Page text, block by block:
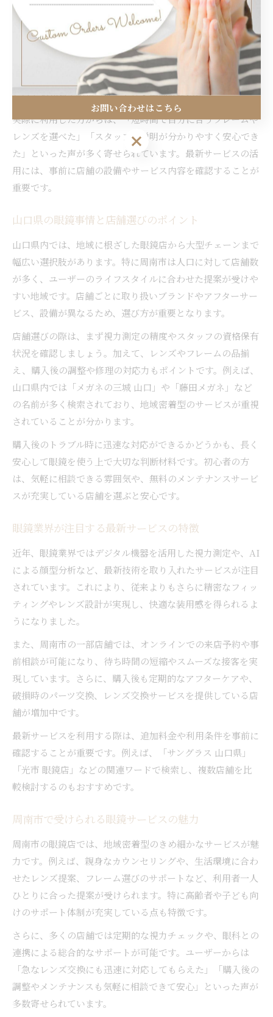
眼鏡を選ぶことができます。
また、店舗によっては来店予約システムやオンライン相談な
ど、利便性に配慮したサービスも増えています。例えば、仕
事や学校帰りでも安心して利用できるよう営業時間を拡大し
ている店舗も見受けられます。こうした取り組みは、日々忙
しい方や初めて眼鏡を作る方にも大変好評です。
実際に利用した方からは、「短時間で自分に合うフレームや
レンズを選べた」「スタッフの説明が分かりやすく安心でき
た」といった声が多く寄せられています。最新サービスの活
用には、事前に店舗の設備やサービス内容を確認することが
重要です。
山口県の眼鏡事情と店舗選びのポイント
山口県内では、地域に根ざした眼鏡店から大型チェーンまで
幅広い選択肢があります。特に周南市は人口に対して店舗数
が多く、ユーザーのライフスタイルに合わせた提案が受けや
すい地域です。店舗ごとに取り扱いブランドやアフターサー
ビス、設備が異なるため、選び方が重要となります。
店舗選びの際は、まず視力測定の精度やスタッフの資格保有
状況を確認しましょう。加えて、レンズやフレームの品揃
え、購入後の調整や修理の対応力もポイントです。例えば、
山口県内では「メガネの三城 山口」や「藤田メガネ」など
の名前が多く検索されており、地域密着型のサービスが重視
されていることが分かります。
購入後のトラブル時に迅速な対応ができるかどうかも、長く
安心して眼鏡を使う上で大切な判断材料です。初心者の方
は、気軽に相談できる雰囲気や、無料のメンテナンスサービ
スが充実している店舗を選ぶと安心です。
眼鏡業界が注目する最新サービスの特徴
近年、眼鏡業界ではデジタル機器を活用した視力測定や、AI
による顔型分析など、最新技術を取り入れたサービスが注目
されています。これにより、従来よりもさらに精密なフィッ
ティングやレンズ設計が実現し、快適な装用感を得られるよ
うになりました。
また、周南市の一部店舗では、オンラインでの来店予約や事
前相談が可能になり、待ち時間の短縮やスムーズな接客を実
現しています。さらに、購入後も定期的なアフターケアや、
破損時のパーツ交換、レンズ交換サービスを提供している店
舗が増加中です。
最新サービスを利用する際は、追加料金や利用条件を事前に
確認することが重要です。例えば、「サングラス 山口県」
「光市 眼鏡店」などの関連ワードで検索し、複数店舗を比
較検討するのもおすすめです。
周南市で受けられる眼鏡サービスの魅力
周南市の眼鏡店では、地域密着型のきめ細かなサービスが魅
力です。例えば、親身なカウンセリングや、生活環境に合わ
せたレンズ提案、フレーム選びのサポートなど、利用者一人
ひとりに合った提案が受けられます。特に高齢者や子ども向
けのサポート体制が充実している点も特徴です。
さらに、多くの店舗では定期的な視力チェックや、眼科との
連携による総合的なサポートが可能です。ユーザーからは
「急なレンズ交換にも迅速に対応してもらえた」「購入後の
調整やメンテナンスも気軽に相談できて安心」といった声が
多数寄せられています。
お問い合わせはこちら
お問い合わせはこちら